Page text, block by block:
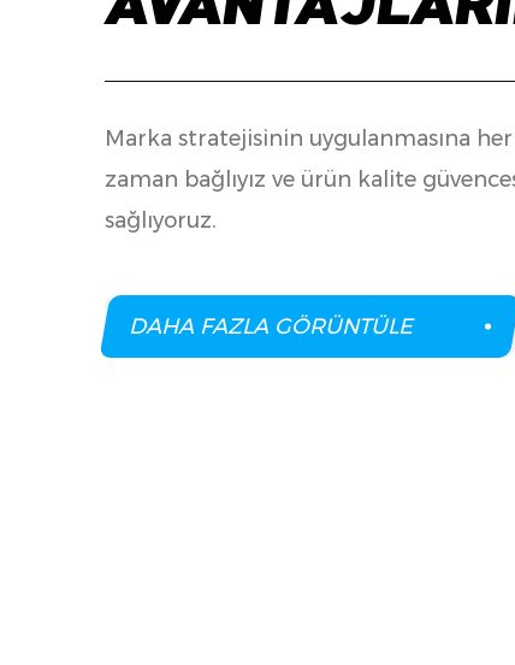
Marka stratejisinin uygulanmasına her
zaman bağlıyız ve ürün kalite güvencesi